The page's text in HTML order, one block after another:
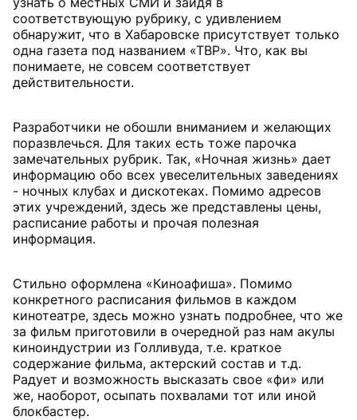
соответствующую рубрику, с удивлением
обнаружит, что в Хабаровске присутствует только
одна газета под названием «ТВР». Что, как вы
понимаете, не совсем соответствует
действительности.
Разработчики не обошли вниманием и желающих
поразвлечься. Для таких есть тоже парочка
замечательных рубрик. Так, «Ночная жизнь» дает
информацию обо всех увеселительных заведениях
- ночных клубах и дискотеках. Помимо адресов
этих учреждений, здесь же представлены цены,
расписание работы и прочая полезная
информация.
Стильно оформлена «Киноафиша». Помимо
конкретного расписания фильмов в каждом
кинотеатре, здесь можно узнать подробнее, что же
за фильм приготовили в очередной раз нам акулы
киноиндустрии из Голливуда, т.е. краткое
содержание фильма, актерский состав и т.д.
Радует и возможность высказать свое «фи» или
же, наоборот, осыпать похвалами тот или иной
блокбастер.